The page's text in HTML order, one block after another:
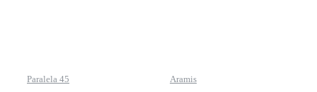
Paralela 45
Aramis